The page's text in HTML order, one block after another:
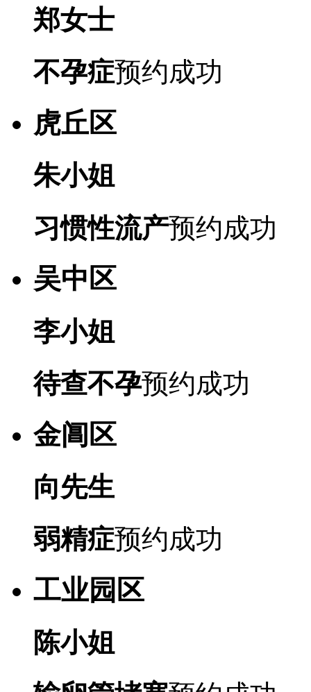
郑女士
不孕症预约成功
虎丘区
朱小姐
习惯性流产预约成功
吴中区
李小姐
待查不孕预约成功
金阊区
向先生
弱精症预约成功
工业园区
陈小姐